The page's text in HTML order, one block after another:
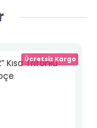
Ücretsiz Kargo